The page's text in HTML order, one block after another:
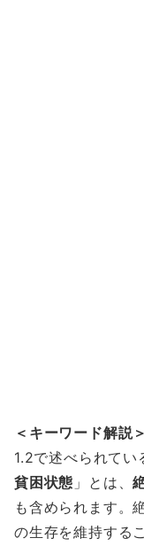
＜キーワード解説＞
1.2で述べられてい
貧困状態 」とは、
も含められます。
の生存を維持する